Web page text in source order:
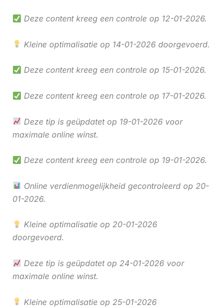
Deze content kreeg een controle op 12-01-2026.
Kleine optimalisatie op 14-01-2026 doorgevoerd.
Deze content kreeg een controle op 15-01-2026.
Deze content kreeg een controle op 17-01-2026.
Deze tip is geüpdatet op 19-01-2026 voor
maximale online winst.
Deze content kreeg een controle op 19-01-2026.
Online verdienmogelijkheid gecontroleerd op 20-
01-2026.
Kleine optimalisatie op 20-01-2026
doorgevoerd.
Deze tip is geüpdatet op 24-01-2026 voor
maximale online winst.
Kleine optimalisatie op 25-01-2026